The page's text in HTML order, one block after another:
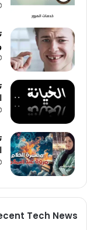
Tech News